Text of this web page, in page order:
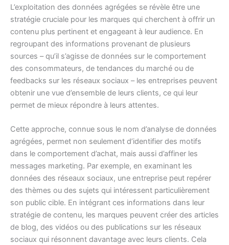
L’exploitation des données agrégées se révèle être une
stratégie cruciale pour les marques qui cherchent à offrir un
contenu plus pertinent et engageant à leur audience. En
regroupant des informations provenant de plusieurs
sources – qu’il s’agisse de données sur le comportement
des consommateurs, de tendances du marché ou de
feedbacks sur les réseaux sociaux – les entreprises peuvent
obtenir une vue d’ensemble de leurs clients, ce qui leur
permet de mieux répondre à leurs attentes.
Cette approche, connue sous le nom d’analyse de données
agrégées, permet non seulement d’identifier des motifs
dans le comportement d’achat, mais aussi d’affiner les
messages marketing. Par exemple, en examinant les
données des réseaux sociaux, une entreprise peut repérer
des thèmes ou des sujets qui intéressent particulièrement
son public cible. En intégrant ces informations dans leur
stratégie de contenu, les marques peuvent créer des articles
de blog, des vidéos ou des publications sur les réseaux
sociaux qui résonnent davantage avec leurs clients. Cela